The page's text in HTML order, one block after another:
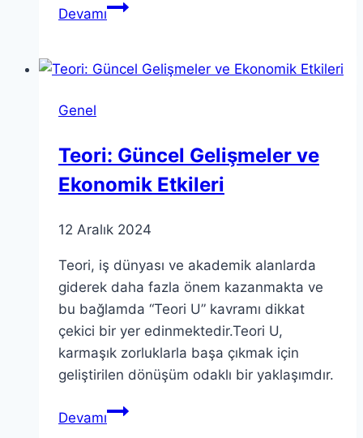
DevamıTeoric
ve
Rehber
Genel
Teori: Güncel Gelişmeler ve
Ekonomik Etkileri
12 Aralık 2024
Teori, iş dünyası ve akademik alanlarda
giderek daha fazla önem kazanmakta ve
bu bağlamda “Teori U” kavramı dikkat
çekici bir yer edinmektedir.Teori U,
karmaşık zorluklarla başa çıkmak için
geliştirilen dönüşüm odaklı bir yaklaşımdır.
DevamıTeori: